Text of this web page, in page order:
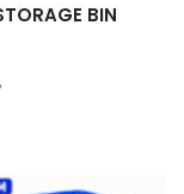
BIN